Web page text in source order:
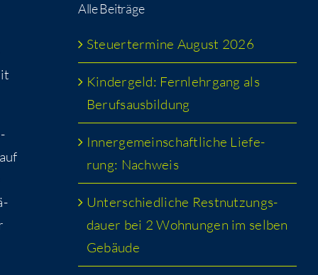
Alle Bei­trä­ge
Steu­er­ter­mi­ne August 2026
Kin­der­geld: Fern­lehr­gang als
Berufsausbildung
Inner­ge­mein­schaft­li­che Lie­fe­
rung: Nachweis
Unter­schied­li­che Rest­nut­zungs­
dau­er bei 2 Woh­nun­gen im sel­ben
Gebäude